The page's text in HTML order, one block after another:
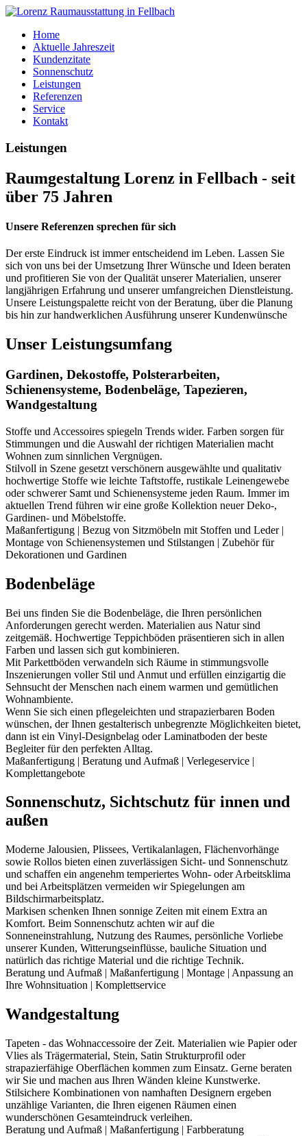
Home
Aktuelle Jahreszeit
Kundenzitate
Sonnenschutz
Leistungen
Referenzen
Service
Kontakt
Leistungen
Raumgestaltung Lorenz in Fellbach - seit
über 75 Jahren
Unsere Referenzen sprechen für sich
Der erste Eindruck ist immer entscheidend im Leben. Lassen Sie
sich von uns bei der Umsetzung Ihrer Wünsche und Ideen beraten
und profitieren Sie von der Qualität unserer Materialien, unserer
langjährigen Erfahrung und unserer umfangreichen Dienstleistung.
Unsere Leistungspalette reicht von der Beratung, über die Planung
bis hin zur handwerklichen Ausführung unserer Kundenwünsche
Unser Leistungsumfang
Gardinen, Dekostoffe, Polsterarbeiten,
Schienensysteme, Bodenbeläge, Tapezieren,
Wandgestaltung
Stoffe und Accessoires spiegeln Trends wider. Farben sorgen für
Stimmungen und die Auswahl der richtigen Materialien macht
Wohnen zum sinnlichen Vergnügen.
Stilvoll in Szene gesetzt verschönern ausgewählte und qualitativ
hochwertige Stoffe wie leichte Taftstoffe, rustikale Leinengewebe
oder schwerer Samt und Schienensysteme jeden Raum. Immer im
aktuellen Trend führen wir eine große Kollektion neuer Deko-,
Gardinen- und Möbelstoffe.
Maßanfertigung | Bezug von Sitzmöbeln mit Stoffen und Leder |
Montage von Schienensystemen und Stilstangen | Zubehör für
Dekorationen und Gardinen
Bodenbeläge
Bei uns finden Sie die Bodenbeläge, die Ihren persönlichen
Anforderungen gerecht werden. Materialien aus Natur sind
zeitgemäß. Hochwertige Teppichböden präsentieren sich in allen
Farben und lassen sich gut kombinieren.
Mit Parkettböden verwandeln sich Räume in stimmungsvolle
Inszenierungen voller Stil und Anmut und erfüllen einzigartig die
Sehnsucht der Menschen nach einem warmen und gemütlichen
Wohnambiente.
Wenn Sie sich einen pflegeleichten und strapazierbaren Boden
wünschen, der Ihnen gestalterisch unbegrenzte Möglichkeiten bietet,
dann ist ein Vinyl-Designbelag oder Laminatboden der beste
Begleiter für den perfekten Alltag.
Maßanfertigung | Beratung und Aufmaß | Verlegeservice |
Komplettangebote
Sonnenschutz, Sichtschutz für innen und
außen
Moderne Jalousien, Plissees, Vertikalanlagen, Flächenvorhänge
sowie Rollos bieten einen zuverlässigen Sicht- und Sonnenschutz
und schaffen ein angenehm temperiertes Wohn- oder Arbeitsklima
und bei Arbeitsplätzen vermeiden wir Spiegelungen am
Bildschirmarbeitsplatz.
Markisen schenken Ihnen sonnige Zeiten mit einem Extra an
Komfort. Beim Sonnenschutz achten wir auf die
Sonneneinstrahlung, Nutzung des Raumes, persönliche Vorliebe
unserer Kunden, Witterungseinflüsse, bauliche Situation und
natürlich das richtige Material und die richtige Technik.
Beratung und Aufmaß | Maßanfertigung | Montage | Anpassung an
Ihre Wohnsituation | Komplettservice
Wandgestaltung
Tapeten - das Wohnaccessoire der Zeit. Materialien wie Papier oder
Vlies als Trägermaterial, Stein, Satin Strukturprofil oder
strapazierfähige Oberflächen kommen zum Einsatz. Gerne beraten
wir Sie und machen aus Ihren Wänden kleine Kunstwerke.
Stilsichere Kombinationen von namhaften Designern ergeben
unzählige Varianten, die Ihren eigenen Räumen einen
wunderschönen Gesamteindruck verleihen.
Beratung und Aufmaß | Maßanfertigung | Farbberatung